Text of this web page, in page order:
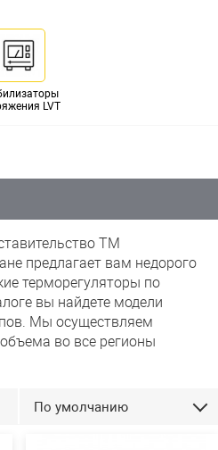
LVT
ТМ
предлагает вам недорого
терморегуляторы по
вы найдете модели
Мы осуществляем
во все регионы
По умолчанию